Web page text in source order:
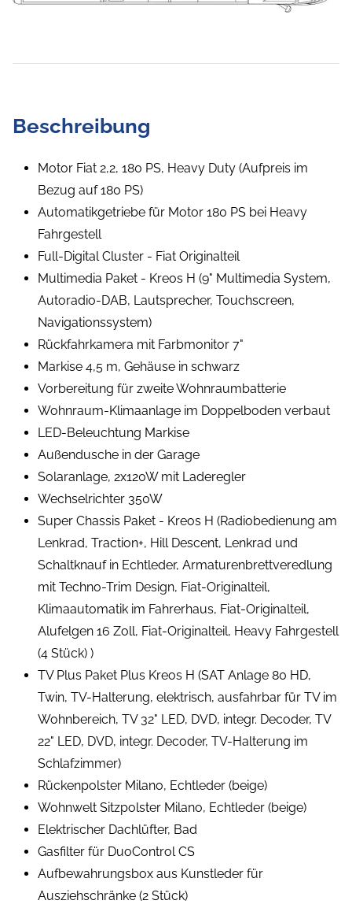
Beschreibung
Motor Fiat 2,2, 180 PS, Heavy Duty (Aufpreis im
Bezug auf 180 PS)
Automatikgetriebe für Motor 180 PS bei Heavy
Fahrgestell
Full-Digital Cluster - Fiat Originalteil
Multimedia Paket - Kreos H (9" Multimedia System,
Autoradio-DAB, Lautsprecher, Touchscreen,
Navigationssystem)
Rückfahrkamera mit Farbmonitor 7"
Markise 4,5 m, Gehäuse in schwarz
Vorbereitung für zweite Wohnraumbatterie
Wohnraum-Klimaanlage im Doppelboden verbaut
LED-Beleuchtung Markise
Außendusche in der Garage
Solaranlage, 2x120W mit Laderegler
Wechselrichter 350W
Super Chassis Paket - Kreos H (Radiobedienung am
Lenkrad, Traction+, Hill Descent, Lenkrad und
Schaltknauf in Echtleder, Armaturenbrettveredlung
mit Techno-Trim Design, Fiat-Originalteil,
Klimaautomatik im Fahrerhaus, Fiat-Originalteil,
Alufelgen 16 Zoll, Fiat-Originalteil, Heavy Fahrgestell
(4 Stück) )
TV Plus Paket Plus Kreos H (SAT Anlage 80 HD,
Twin, TV-Halterung, elektrisch, ausfahrbar für TV im
Wohnbereich, TV 32" LED, DVD, integr. Decoder, TV
22" LED, DVD, integr. Decoder, TV-Halterung im
Schlafzimmer)
Rückenpolster Milano, Echtleder (beige)
Wohnwelt Sitzpolster Milano, Echtleder (beige)
Elektrischer Dachlüfter, Bad
Gasfilter für DuoControl CS
Aufbewahrungsbox aus Kunstleder für
Ausziehschränke (2 Stück)